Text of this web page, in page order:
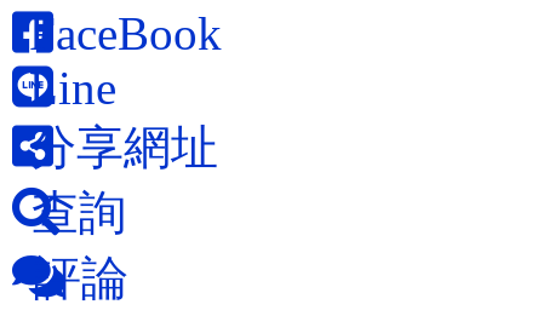
FaceBook
Line
分享網址
查詢
評論